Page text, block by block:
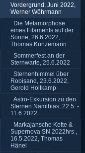
Vordergrund, Juni 2022,
Werner Wöhrmann
Die Metamorphose
eines Filaments auf der
Sonne, 26.6.2022,
Thomas Kunzemann
Sommerfest an der
Sternwarte, 25.6.2022
Sternenhimmel über
Rooisand, 23.6.2022,
Gerold Holtkamp
Astro-Exkursion zu den
Sternen Namibias, 22.5. -
11.6.2022
Markajansche Kette &
Supernova SN 2022hrs ,
16.5.2022, Thomas
Hänel